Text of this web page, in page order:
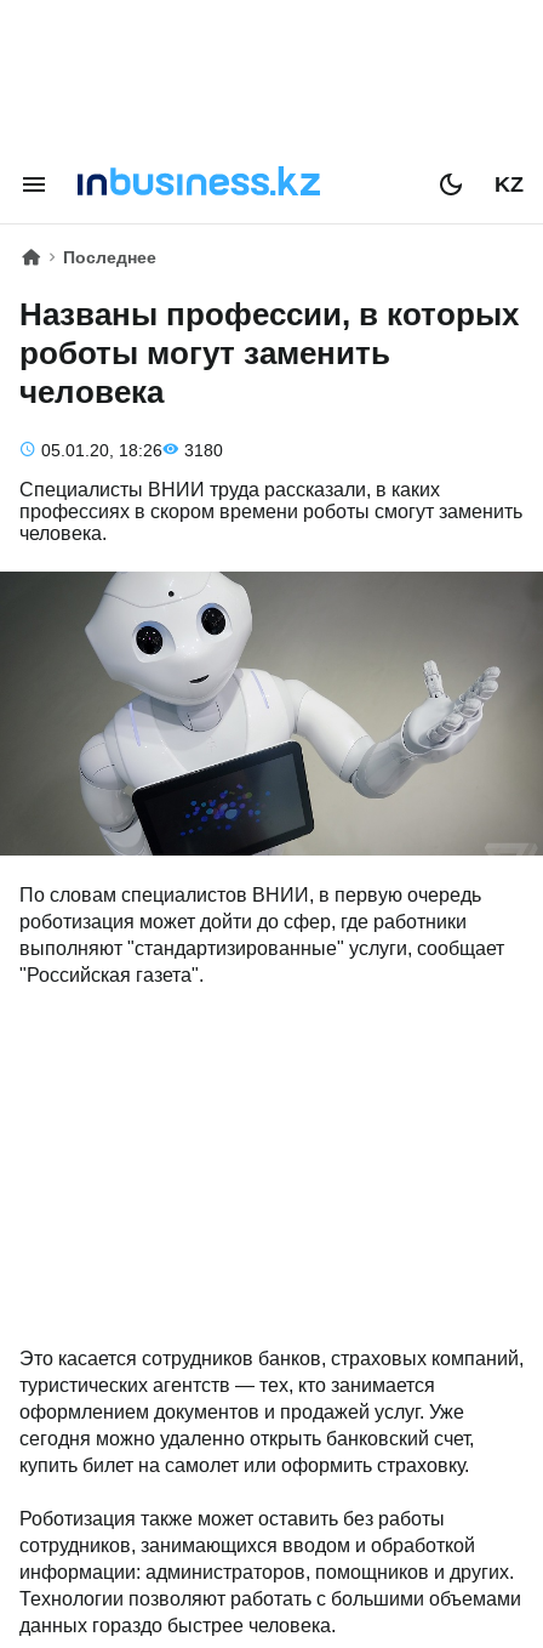
KZ
Последнее
Названы профессии, в которых
роботы могут заменить
человека
05.01.20, 18:26 3180
Специалисты ВНИИ труда рассказали, в каких
профессиях в скором времени роботы смогут заменить
человека.
По словам специалистов ВНИИ, в первую очередь
роботизация может дойти до сфер, где работники
выполняют "стандартизированные" услуги, сообщает
"Российская газета".
Это касается сотрудников банков, страховых компаний,
туристических агентств — тех, кто занимается
оформлением документов и продажей услуг. Уже
сегодня можно удаленно открыть банковский счет,
купить билет на самолет или оформить страховку.
Роботизация также может оставить без работы
сотрудников, занимающихся вводом и обработкой
информации: администраторов, помощников и других.
Технологии позволяют работать с большими объемами
данных гораздо быстрее человека.